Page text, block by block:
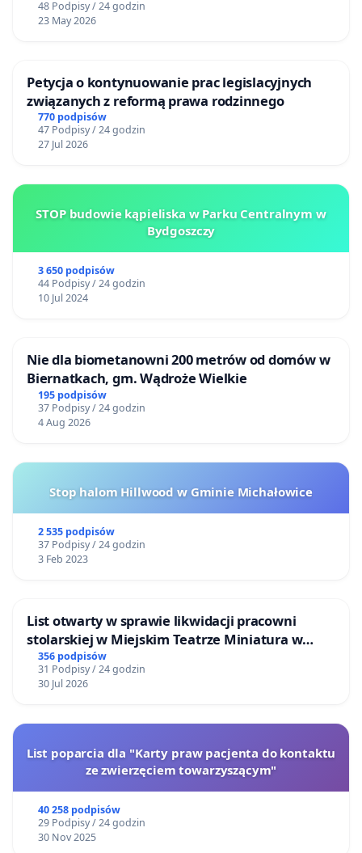
48 Podpisy / 24 godzin
23 May 2026
Petycja o kontynuowanie prac legislacyjnych
związanych z reformą prawa rodzinnego
770 podpisów
47 Podpisy / 24 godzin
27 Jul 2026
STOP budowie kąpieliska w Parku Centralnym w
Bydgoszczy
3 650 podpisów
44 Podpisy / 24 godzin
10 Jul 2024
Nie dla biometanowni 200 metrów od domów w
Biernatkach, gm. Wądroże Wielkie
195 podpisów
37 Podpisy / 24 godzin
4 Aug 2026
Stop halom Hillwood w Gminie Michałowice
2 535 podpisów
37 Podpisy / 24 godzin
3 Feb 2023
List otwarty w sprawie likwidacji pracowni
stolarskiej w Miejskim Teatrze Miniatura w
Gdańsku
356 podpisów
31 Podpisy / 24 godzin
30 Jul 2026
List poparcia dla "Karty praw pacjenta do kontaktu
ze zwierzęciem towarzyszącym"
40 258 podpisów
29 Podpisy / 24 godzin
30 Nov 2025